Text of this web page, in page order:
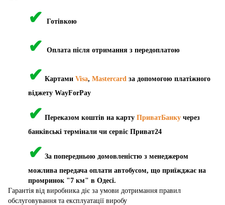
✔ Готівкою
✔ Оплата після отримання з передоплатою
✔ Картами Visa, Mastercard за допомогою платіжного
віджету WayForPay
✔ Переказом коштів на карту ПриватБанку через
банківські термінали чи сервіс Приват24
✔ За попередньою домовленістю з менеджером
можлива передача оплати автобусом, що приїжджає на
промринок "7 км" в Одесі.
Гарантія від виробника діє за умови дотримання правил
обслуговування та експлуатації виробу